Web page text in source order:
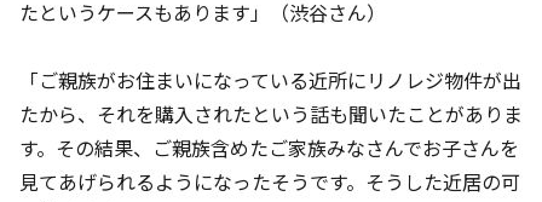
たというケースもあります」（渋谷さん）
「ご親族がお住まいになっている近所にリノレジ物件が出
たから、それを購入されたという話も聞いたことがありま
す。その結果、ご親族含めたご家族みなさんでお子さんを
見てあげられるようになったそうです。そうした近居の可